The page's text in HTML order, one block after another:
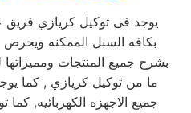
يوجد فى توكيل كريازي
بكافه السبل الممكنه
بشرح جميع المنتجات ومميزاتها
ما من توكيل كريازي , كما
جميع الاجهزه الكهربائيه,